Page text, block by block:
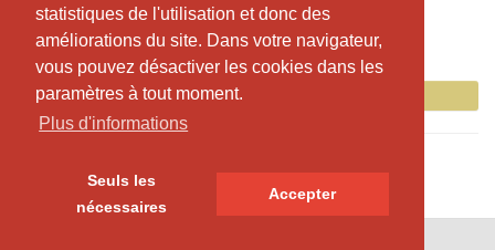
statistiques de l'utilisation et donc des
améliorations du site. Dans votre navigateur,
vous pouvez désactiver les cookies dans les
paramètres à tout moment.
Plus d'informations
Seuls les
nécessaires
Accepter
statistiques de l'utilisation et donc des
améliorations du site. Dans votre navigateur,
vous pouvez désactiver les cookies dans les
paramètres à tout moment.
Plus d'informations
Seuls les
nécessaires
Accepter
bitte eigene Matte mitbringen
Réserver maintenant